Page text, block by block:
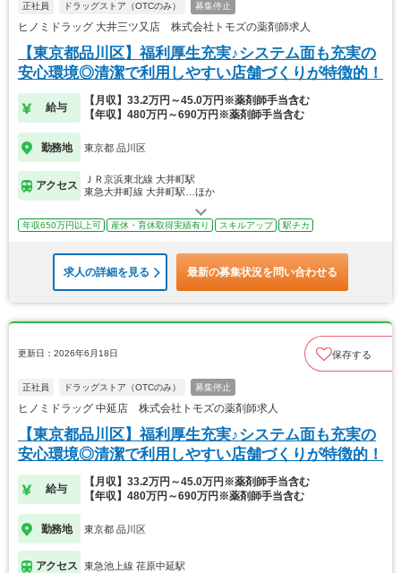
正社員 ドラッグストア（OTCのみ） 募集停止
ヒノミドラッグ 大井三ツ又店 株式会社トモズの薬剤師求人
【東京都品川区】福利厚生充実♪システム面も充実の
安心環境◎清潔で利用しやすい店舗づくりが特徴的！
給与
【月収】33.2万円～45.0万円※薬剤師手当含む
【年収】480万円～690万円※薬剤師手当含む
勤務地 東京都 品川区
アクセス
ＪＲ京浜東北線 大井町駅
東急大井町線 大井町駅…ほか
年収650万円以上可 産休・育休取得実績有り スキルアップ 駅チカ
求人の詳細を見る 最新の募集状況を問い合わせる
更新日：2026年6月18日 保存する
正社員 ドラッグストア（OTCのみ） 募集停止
ヒノミドラッグ 中延店 株式会社トモズの薬剤師求人
【東京都品川区】福利厚生充実♪システム面も充実の
安心環境◎清潔で利用しやすい店舗づくりが特徴的！
給与
【月収】33.2万円～45.0万円※薬剤師手当含む
【年収】480万円～690万円※薬剤師手当含む
勤務地 東京都 品川区
アクセス 東急池上線 荏原中延駅